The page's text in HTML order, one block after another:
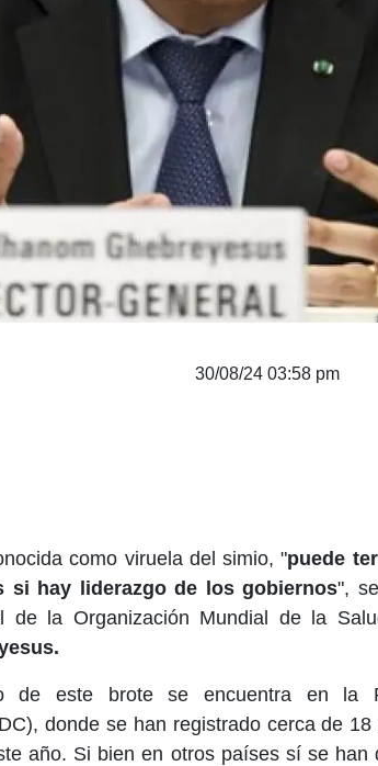
30/08/24 03:58 pm
como viruela del simio, "puede
si hay liderazgo de los gobiernos",
de la Organización Mundial de la
de este brote se encuentra en la
donde se han registrado cerca de 18
año. Si bien en otros países sí se han